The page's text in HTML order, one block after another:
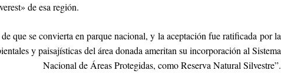
de esa región.
que se convierta en parque nacional, y la aceptación fue ratificada por la
y paisajísticas del área donada ameritan su incorporación al Sistema
Nacional de Áreas Protegidas, como Reserva Natural Silvestre”.